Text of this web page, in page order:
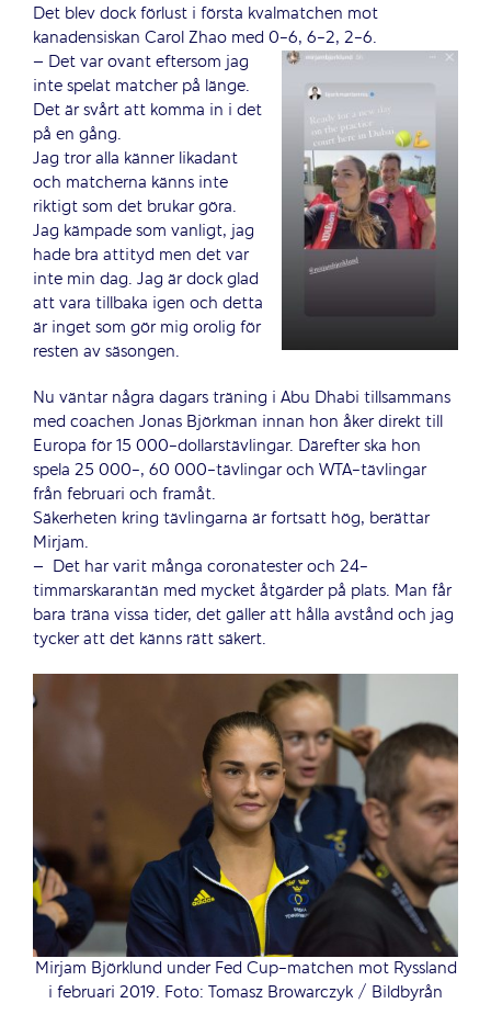
Det blev dock förlust i första kvalmatchen mot
kanadensiskan Carol Zhao med 0-6, 6-2, 2-6.
– Det var ovant eftersom jag
inte spelat matcher på länge.
Det är svårt att komma in i det
på en gång.
Jag tror alla känner likadant
och matcherna känns inte
riktigt som det brukar göra.
Jag kämpade som vanligt, jag
hade bra attityd men det var
inte min dag. Jag är dock glad
att vara tillbaka igen och detta
är inget som gör mig orolig för
resten av säsongen.
Nu väntar några dagars träning i Abu Dhabi tillsammans
med coachen Jonas Björkman innan hon åker direkt till
Europa för 15 000-dollarstävlingar. Därefter ska hon
spela 25 000-, 60 000-tävlingar och WTA-tävlingar
från februari och framåt.
Säkerheten kring tävlingarna är fortsatt hög, berättar
Mirjam.
– Det har varit många coronatester och 24-
timmarskarantän med mycket åtgärder på plats. Man får
bara träna vissa tider, det gäller att hålla avstånd och jag
tycker att det känns rätt säkert.
Mirjam Björklund under Fed Cup-matchen mot Ryssland
i februari 2019. Foto: Tomasz Browarczyk / Bildbyrån